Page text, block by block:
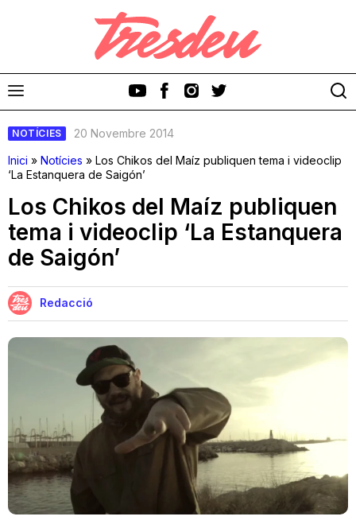
Discos
Festivals
Internet
Opinió
NOTÍCIES
20 Novembre 2014
Inici » Notícies » Los Chikos del Maíz publiquen tema i videoclip
‘La Estanquera de Saigón’
Los Chikos del Maíz publiquen
tema i videoclip ‘La Estanquera
de Saigón’
Redacció